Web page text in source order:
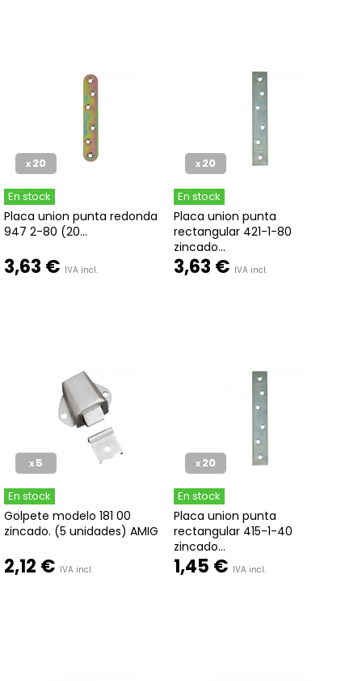
x20
En stock
Placa union punta redonda
947 2-80 (20...
3,63 € IVA incl.
x20
En stock
Placa union punta
rectangular 421-1-80
zincado...
3,63 € IVA incl.
x5
En stock
Golpete modelo 181 00
zincado. (5 unidades) AMIG
2,12 € IVA incl.
x20
En stock
Placa union punta
rectangular 415-1-40
zincado...
1,45 € IVA incl.